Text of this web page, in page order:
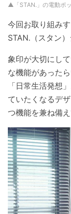
▲「STAN.」の電動ポ
今回お取り組み
STAN.（スタン）
象印が大切にし
な機能があった
「日常生活発想
ていたくなるデ
つ機能を兼ね備